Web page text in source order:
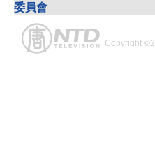
委員會
Copyright